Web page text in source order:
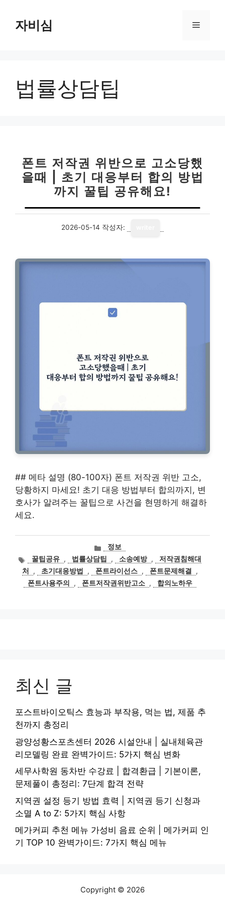
자비심 메
법률상담팁
폰트 저작권 위반으로 고소당했
을때 | 초기 대응부터 합의 방법
까지 꿀팁 공유해요!
2026-05-14 작성자:
## 메타 설명 (80-100자) 폰트 저작권 위반 고소,
당황하지 마세요! 초기 대응 방법부터 합의까지, 변
호사가 알려주는 꿀팁으로 사건을 현명하게 해결하
세요.
카
테
고
리
정보
태
그
꿀팁공유 , 법률상담팁 , 소송예방 ,
저작권침해대
처
, 초기대응방법 , 폰트라이선스 , 폰트문제해결
,
폰트사용주의
, 폰트저작권위반고소 , 합의노하우
최신 글
포스트바이오틱스 효능과 부작용, 먹는 법, 제품 추
천까지 총정리
광양성황스포츠센터 2026 시설안내 | 실내체육관
리모델링 완료 완벽가이드: 5가지 핵심 변화
세무사학원 동차반 수강료 | 합격환급 | 기본이론,
문제풀이 총정리: 7단계 합격 전략
지역권 설정 등기 방법 효력 | 지역권 등기 신청과
소멸 A to Z: 5가지 핵심 사항
메가커피 추천 메뉴 가성비 음료 순위 | 메가커피 인
기 TOP 10 완벽가이드: 7가지 핵심 메뉴
Copyright © 2026